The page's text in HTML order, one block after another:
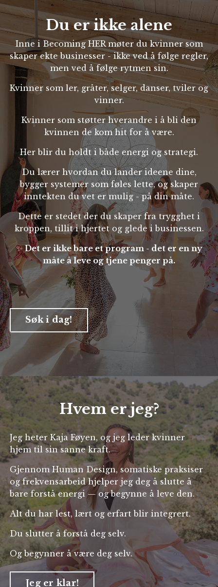
Du er ikke alene
Inne i Becoming HER møter du kvinner som
skaper ekte businesser - ikke ved å følge regler,
men ved å følge rytmen sin.
Kvinner som ler, gråter, selger, danser, tviler og
vinner.
Kvinner som støtter hverandre i å bli den
kvinnen de kom hit for å være.
Her blir du holdt i både energi og strategi.
Du lærer hvordan du lander ideene dine,
bygger systemer som føles lette, og skaper
inntekten du vet er mulig - på din måte.
Dette er stedet der du skaper fra trygghet i
kroppen, tillit i hjertet og glede i businessen.
✨Det er ikke bare et program - det er en ny
måte å leve og tjene penger på.
Søk i dag!
Hvem er jeg?
Jeg heter Kaja Føyen, og jeg leder kvinner
hjem til sin sanne kraft.
Gjennom Human Design, somatiske praksiser
og frekvensarbeid hjelper jeg deg å slutte å
bare forstå energi — og begynne å leve den.
Alt du har lest, lært og erfart blir integrert.
Du slutter å forstå deg selv.
Og begynner å være deg selv.
Jeg er klar!